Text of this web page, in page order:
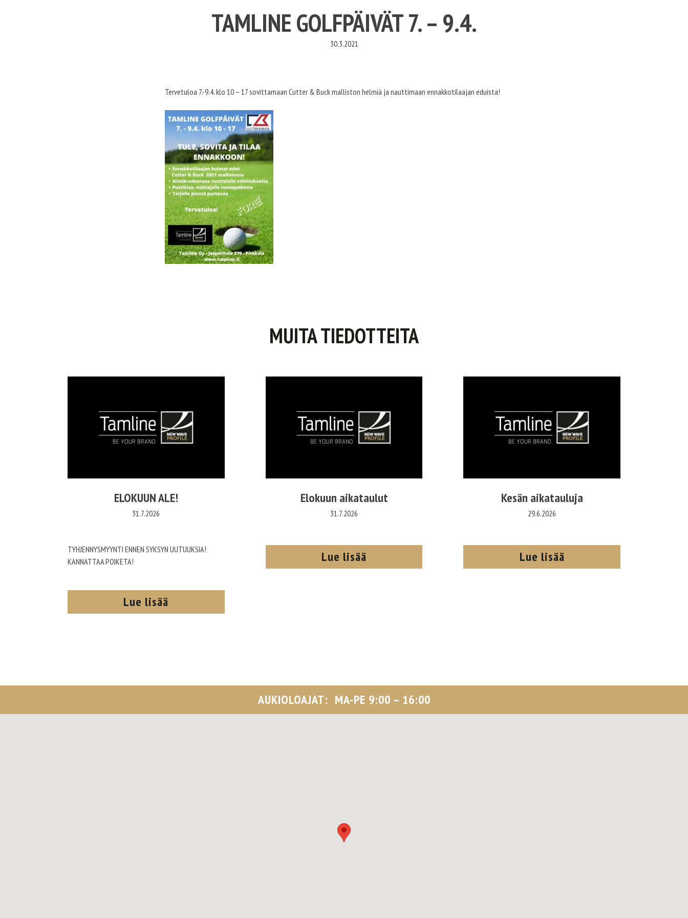
TAMLINE GOLFPÄIVÄT 7. – 9.4.
30.3.2021
Tervetuloa 7.-9.4. klo 10 – 17 sovittamaan Cutter & Buck malliston helmiä ja nauttimaan ennakkotilaajan eduista!
MUITA TIEDOTTEITA
ELOKUUN ALE!
31.7.2026
TYHJENNYSMYYNTI ENNEN SYKSYN UUTUUKSIA!
KANNATTAA POIKETA!
Lue lisää
Elokuun aikataulut
31.7.2026
Lue lisää
Kesän aikatauluja
29.6.2026
Lue lisää
AUKIOLOAJAT: MA-PE 9:00 – 16:00